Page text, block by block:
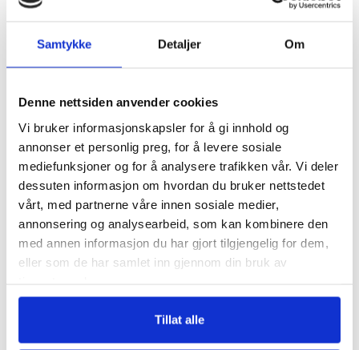
Samtykke Detaljer Om
Denne nettsiden anvender cookies
Vi bruker informasjonskapsler for å gi innhold og
annonser et personlig preg, for å levere sosiale
mediefunksjoner og for å analysere trafikken vår. Vi deler
dessuten informasjon om hvordan du bruker nettstedet
vårt, med partnerne våre innen sosiale medier,
annonsering og analysearbeid, som kan kombinere den
med annen informasjon du har gjort tilgjengelig for dem,
eller som de har samlet inn gjennom din bruk av
Tillat alle
Hvor godt kjenner du
kundene dine?
En av de viktigste tingene du gjør når
du driver en bedrift er å ta godt vare…
by Arne Øystein Bautz